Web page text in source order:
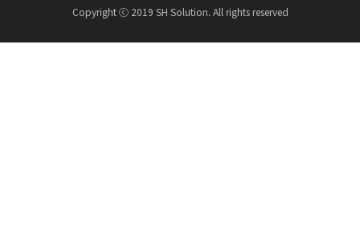
Copyright ⓒ 2019 SH Solution. All rights reserved